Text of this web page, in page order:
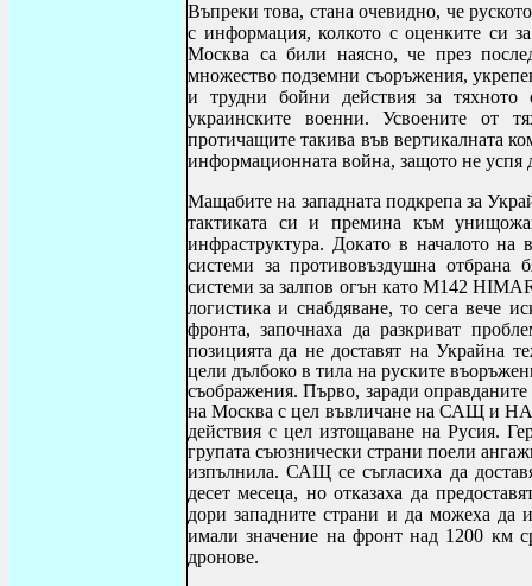
Въпреки това, стана очевидно, че
с информация, колкото с оценките си
Москва са били наясно, че през
множество подземни съоръжения,
и трудни бойни действия за тяхното
украинските военни. Усвоените от
протичащите такива във вертикалната
информационната война, защото не успя
Мащабите на западната подкрепа за
тактиката си и премина към
инфраструктура. Докато в началото на
системи за противовъздушна отбрана
системи за залпов огън катоM142
логистика и снабдяване, то сега вече
фронта, започнаха да разкриват
позицията да не доставят на Украйна
цели дълбоко в тила на руските
съображения. Първо, заради
на Москва с цел въвличане на САЩ и
действия с цел изтощаване на Русия.
групата съюзнически страни поели
изпълнила. САЩ се съгласиха да
десет месеца, но отказаха да
дори западните страни и да можеха да
имали значение на фронт над 1200 км
дронове.